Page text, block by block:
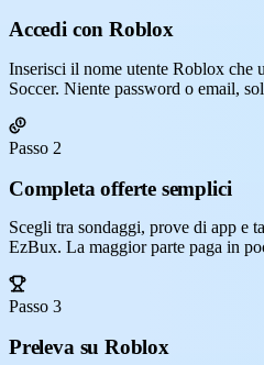
Accedi con Roblox
Inserisci il nome utente Roblox che
Soccer. Niente password o email,
Passo 2
Completa offerte semplici
Scegli tra sondaggi, prove di app e
EzBux. La maggior parte paga in
Passo 3
Preleva su Roblox